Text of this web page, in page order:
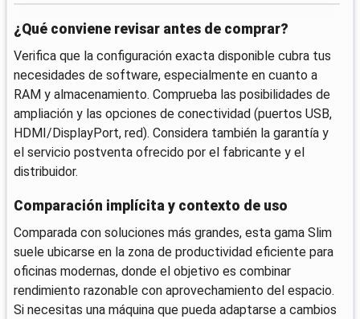
¿Qué conviene revisar antes de comprar?
Verifica que la configuración exacta disponible cubra tus
necesidades de software, especialmente en cuanto a
RAM y almacenamiento. Comprueba las posibilidades de
ampliación y las opciones de conectividad (puertos USB,
HDMI/DisplayPort, red). Considera también la garantía y
el servicio postventa ofrecido por el fabricante y el
distribuidor.
Comparación implícita y contexto de uso
Comparada con soluciones más grandes, esta gama Slim
suele ubicarse en la zona de productividad eficiente para
oficinas modernas, donde el objetivo es combinar
rendimiento razonable con aprovechamiento del espacio.
Si necesitas una máquina que pueda adaptarse a cambios